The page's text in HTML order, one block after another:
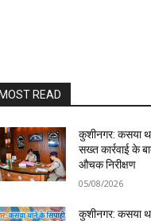
READ
कुशीनगर: कसया
सख्त कार्रवाई के
औचक निरीक्षण
05/08/2026
कुशीनगर: कसया